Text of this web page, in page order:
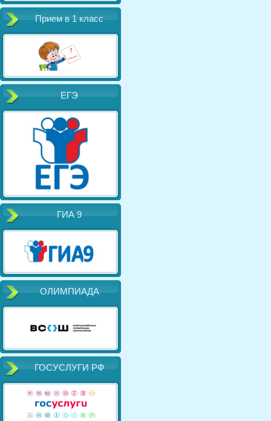
Прием в 1 класс
ЕГЭ
ГИА 9
ОЛИМПИАДА
ГОСУСЛУГИ РФ